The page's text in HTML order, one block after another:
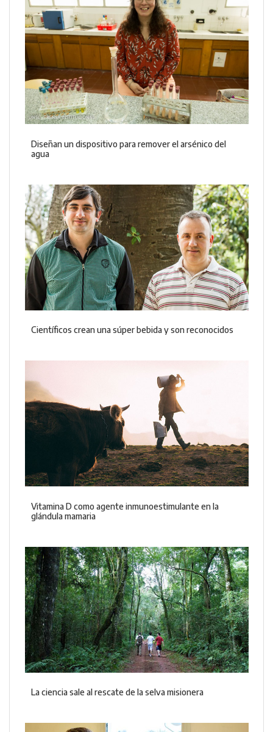
Diseñan un dispositivo para remover el arsénico del
agua
Científicos crean una súper bebida y son reconocidos
Vitamina D como agente inmunoestimulante en la
glándula mamaria
La ciencia sale al rescate de la selva misionera